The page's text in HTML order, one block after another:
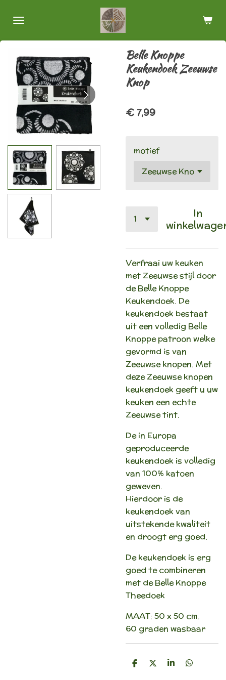
direct
hoofdinhoud
Belle Knoppe
Keukendoek Zeeuwse
Knop
€ 7,99
motief
In
Verfraai uw keuken
met Zeeuwse stijl door
de Belle Knoppe
Keukendoek. De
keukendoek bestaat
uit een volledig Belle
Knoppe patroon welke
gevormd is van
Zeeuwse knopen. Met
deze Zeeuwse knopen
keukendoek geeft u uw
keuken een echte
Zeeuwse tint.
De in Europa
geproduceerde
keukendoek is volledig
van 100% katoen
geweven.
Hierdoor is de
keukendoek van
uitstekende kwaliteit
en droogt erg goed.
De keukendoek is erg
goed te combineren
met de Belle Knoppe
Theedoek
MAAT: 50 x 50 cm.
60 graden wasbaar
D
D
S
D